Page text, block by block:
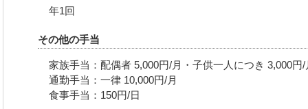
年1回
その他の手当
家族手当：配偶者 5,000円/月・子供一人につき 3,000円/
通勤手当：一律 10,000円/月
食事手当：150円/日